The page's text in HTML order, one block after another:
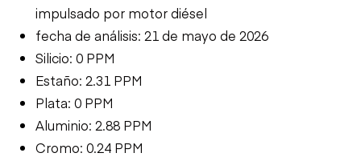
impulsado por motor diésel
fecha de análisis: 21 de mayo de 2026
Silicio: 0 PPM
Estaño: 2.31 PPM
Plata: 0 PPM
Aluminio: 2.88 PPM
Cromo: 0.24 PPM